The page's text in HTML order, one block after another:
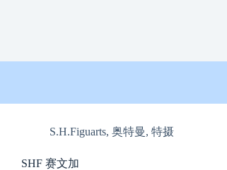
S.H.Figuarts, 奥特曼, 特摄
SHF 赛文加